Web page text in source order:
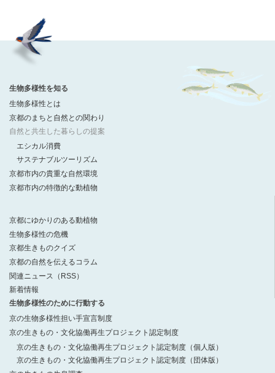
生物多様性を知る
生物多様性とは
京都のまちと自然との関わり
自然と共生した暮らしの提案
エシカル消費
サステナブルツーリズム
京都市内の貴重な自然環境
京都市内の特徴的な動植物
京都にゆかりのある動植物
生物多様性の危機
京都生きものクイズ
京都の自然を伝えるコラム
関連ニュース（RSS）
新着情報
生物多様性のために行動する
京の生物多様性担い手宣言制度
京の生きもの・文化協働再生プロジェクト認定制度
京の生きもの・文化協働再生プロジェクト認定制度（個人版）
京の生きもの・文化協働再生プロジェクト認定制度（団体版）